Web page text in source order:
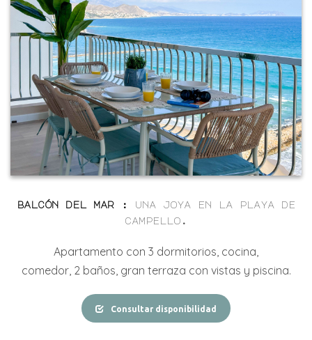
balcón del mar :
una joya en la playa de
campello.
Apartamento con 3 dormitorios, cocina,
comedor,2 baños, gran terraza con vistas y piscina.
Consultar disponibilidad